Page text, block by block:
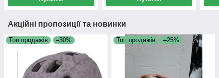
Акційні пропозиції та новинки
Топ продажів –30% Топ продажів –25%